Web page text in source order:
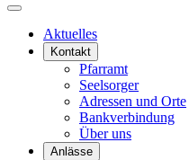
Aktuelles
Kontakt
Pfarramt
Seelsorger
Adressen und Orte
Bankverbindung
Über uns
Anlässe